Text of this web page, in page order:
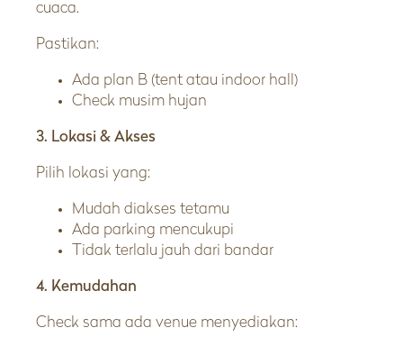
cuaca.
Pastikan:
Ada plan B (tent atau indoor hall)
Check musim hujan
3. Lokasi & Akses
Pilih lokasi yang:
Mudah diakses tetamu
Ada parking mencukupi
Tidak terlalu jauh dari bandar
4. Kemudahan
Check sama ada venue menyediakan: